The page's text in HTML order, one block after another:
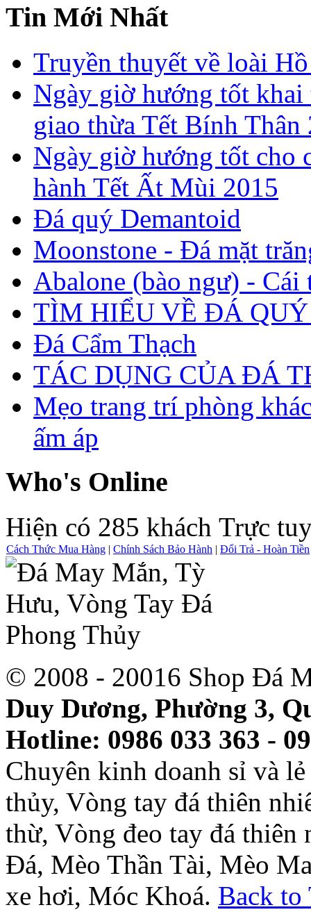
Tin Mới Nhất
Truyền thuyết về loài
Ngày giờ hướng tốt
giao thừa Tết Bính Thân
Ngày giờ hướng tốt cho
hành Tết Ất Mùi 2015
Đá quý Demantoid
Moonstone - Đá mặt
Abalone (bào ngư) - Cái
TÌM HIỂU VỀ ĐÁ QUÝ
Đá Cẩm Thạch
TÁC DỤNG CỦA ĐÁ
Mẹo trang trí phòng
ấm áp
Who's Online
Hiện có 285 khách Trực
Cách Thức Mua Hàng | Chính Sách Bảo Hành | Đổi Trả - Hoàn Tiền
© 2008 - 20016 Shop Đá
Duy Dương, Phường 3,
Hotline: 0986 033 363 -
Chuyên kinh doanh sỉ và
thủy, Vòng tay đá thiên
thừ, Vòng đeo tay đá thiên
Đá, Mèo Thần Tài, Mèo
xe hơi, Móc Khoá. Back to